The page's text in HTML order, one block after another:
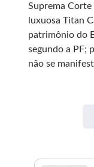
Suprema
luxuosa Titan
patrimônio do
segundo a PF;
não se